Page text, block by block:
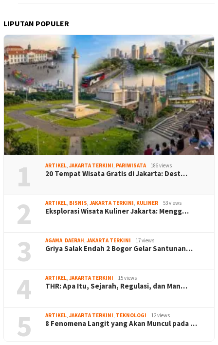
LIPUTAN POPULER
1 ARTIKEL, JAKARTA TERKINI, PARIWISATA 186 views
20 Tempat Wisata Gratis di Jakarta: Dest…
2 ARTIKEL, BISNIS, JAKARTA TERKINI, KULINER 53 views
Eksplorasi Wisata Kuliner Jakarta: Mengg…
3 AGAMA, DAERAH, JAKARTA TERKINI 17 views
Griya Salak Endah 2 Bogor Gelar Santunan…
4 ARTIKEL, JAKARTA TERKINI 15 views
THR: Apa Itu, Sejarah, Regulasi, dan Man…
5 ARTIKEL, JAKARTA TERKINI, TEKNOLOGI 12 views
8 Fenomena Langit yang Akan Muncul pada …